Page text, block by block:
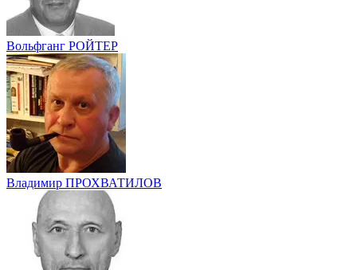
Вольфганг РОЙТЕР
Владимир ПРОХВАТИЛОВ